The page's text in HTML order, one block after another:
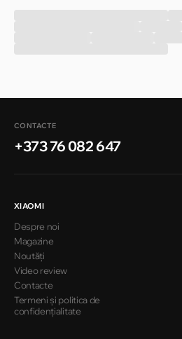
CONTACTE
+373 76 082 647
XIAOMI
Despre noi
Magazine
Noutăți
Video review
Contacte
Termeni și politica de
confidențialitate